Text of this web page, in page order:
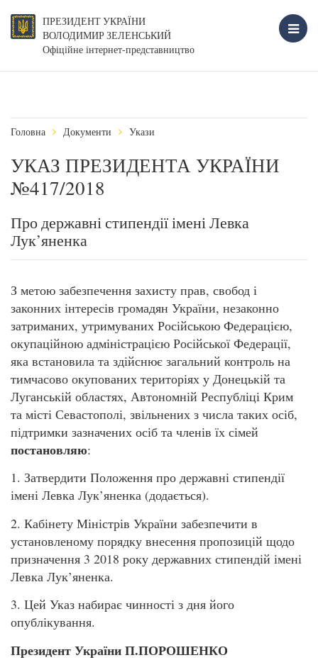
ПРЕЗИДЕНТ УКРАЇНИ
ВОЛОДИМИР ЗЕЛЕНСЬКИЙ
Офіційне інтернет-представництво
Головна Документи Укази
УКАЗ ПРЕЗИДЕНТА УКРАЇНИ
№417/2018
Про державні стипендії імені Левка
Лук’яненка
З метою забезпечення захисту прав, свобод і
законних інтересів громадян України, незаконно
затриманих, утримуваних Російською Федерацією,
окупаційною адміністрацією Російської Федерації,
яка встановила та здійснює загальний контроль на
тимчасово окупованих територіях у Донецькій та
Луганській областях, Автономній Республіці Крим
та місті Севастополі, звільнених з числа таких осіб,
підтримки зазначених осіб та членів їх сімей
постановляю:
1. Затвердити Положення про державні стипендії
імені Левка Лук’яненка (додається).
2. Кабінету Міністрів України забезпечити в
установленому порядку внесення пропозицій щодо
призначення 3 2018 року державних стипендій імені
Левка Лук’яненка.
3. Цей Указ набирає чинності з дня його
опублікування.
Президент України П.ПОРОШЕНКО